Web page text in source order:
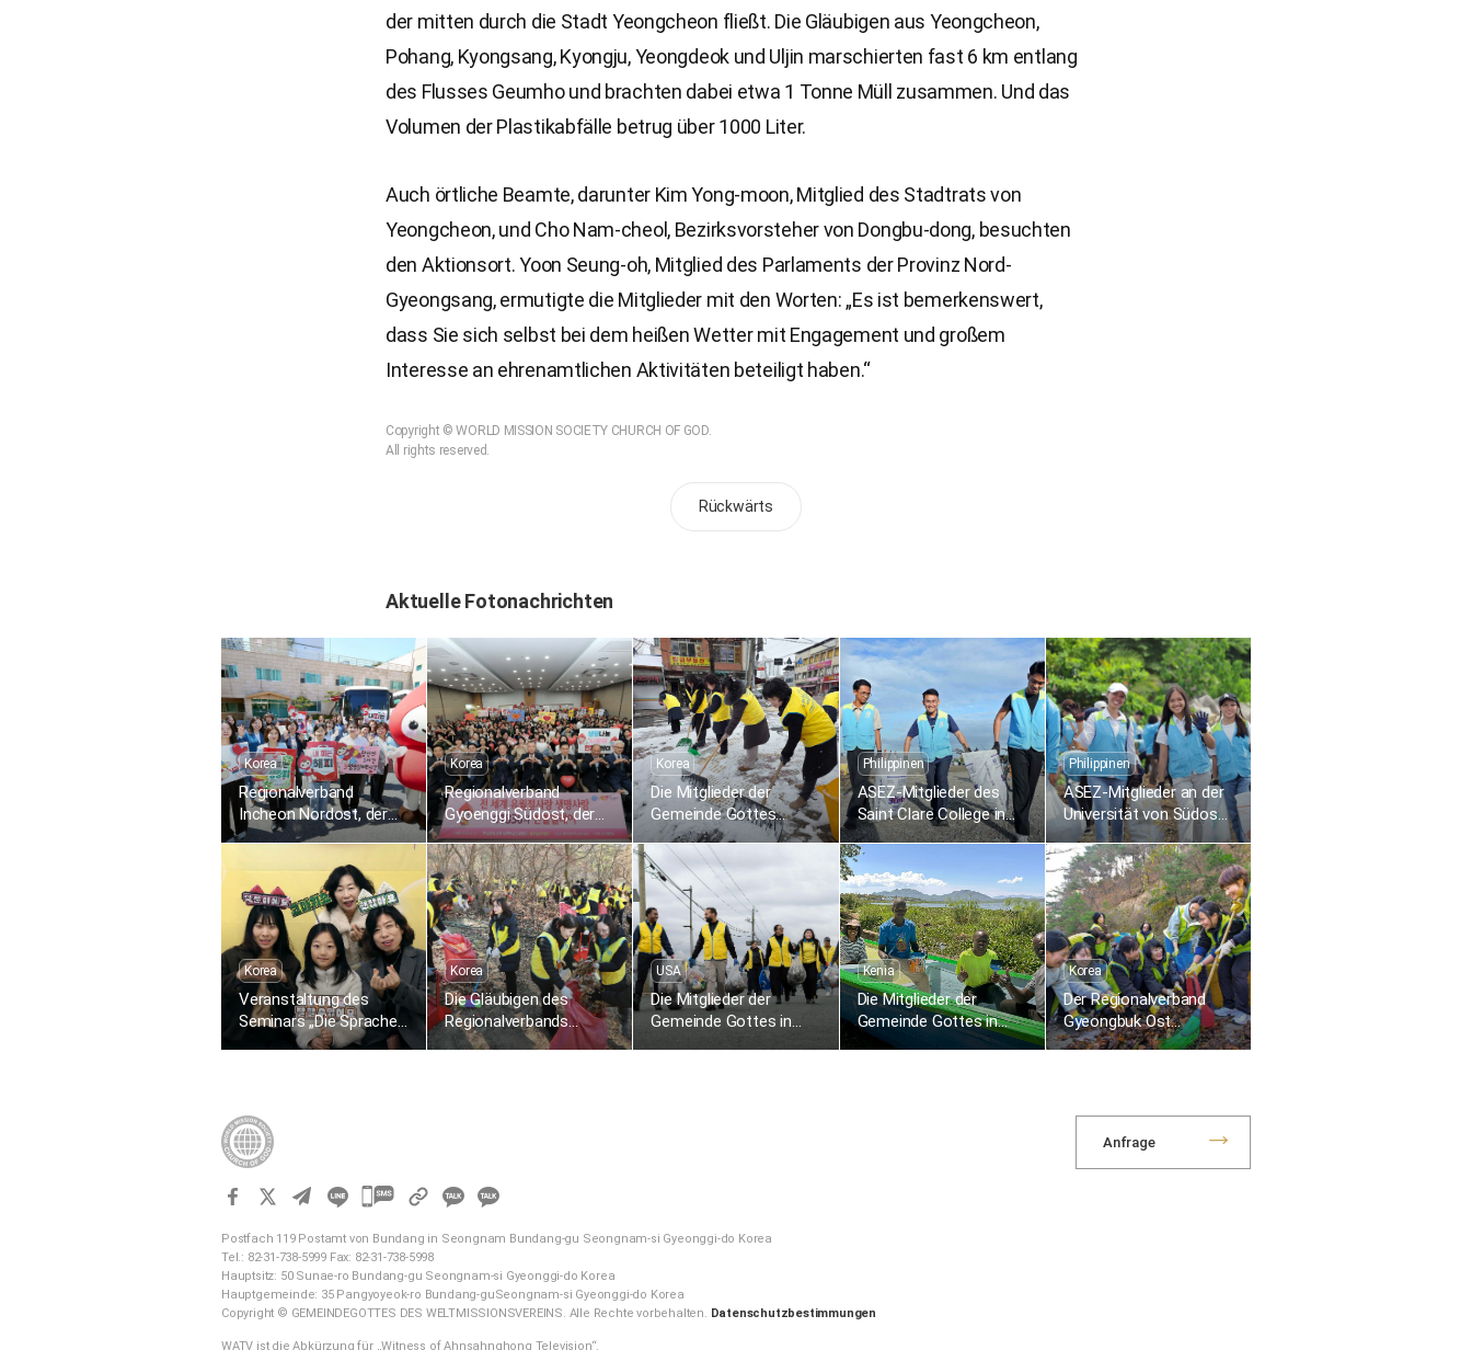
der mitten durch die Stadt Yeongcheon fließt. Die Gläubigen aus Yeongcheon,
Pohang, Kyongsang, Kyongju, Yeongdeok und Uljin marschierten fast 6 km entlang
des Flusses Geumho und brachten dabei etwa 1 Tonne Müll zusammen. Und das
Volumen der Plastikabfälle betrug über 1000 Liter.
Auch örtliche Beamte, darunter Kim Yong-moon, Mitglied des Stadtrats von
Yeongcheon, und Cho Nam-cheol, Bezirksvorsteher von Dongbu-dong, besuchten
den Aktionsort. Yoon Seung-oh, Mitglied des Parlaments der Provinz Nord-
Gyeongsang, ermutigte die Mitglieder mit den Worten: „Es ist bemerkenswert,
dass Sie sich selbst bei dem heißen Wetter mit Engagement und großem
Interesse an ehrenamtlichen Aktivitäten beteiligt haben.“
Copyright © WORLD MISSION SOCIETY CHURCH OF GOD.
All rights reserved.
Rückwärts
Aktuelle Fotonachrichten
Korea
Regionalverband
Incheon Nordost, der
1.895. weltweite
aus Passaliebe zum
Leben
Korea
Regionalverband
Gyoenggi Südost, der
1.836. weltweite
Blutspende-Staffellauf
aus Passaliebe zum
Leben
Korea
Die Mitglieder der
Gemeinde Gottes
räumen Schnee entlang
der Straße Gimcheon in
Namsan-dong
Philippinen
ASEZ-Mitglieder des
Saint Clare College in
Caloocan auf den
Philippinen sammeln
Plastikmüll am Strand
Philippinen
ASEZ-Mitglieder an der
Universität von Südost-
Philippinen säubern das
Küstengebiet von
Tabok
Korea
Veranstaltung des
Seminars „Die Sprache
der Liebe einer Mutter“
Korea
Die Gläubigen des
Regionalverbands
Gangnam Süd führen
USA
Die Mitglieder der
Gemeinde Gottes in
Kenia
Die Mitglieder der
Gemeinde Gottes in
Nairobi (Kenia)
Korea
Der Regionalverband
Gyeongbuk Ost
sammelt 8 Tonnen
카
오
공
유
카
오
톡
공
Postfach 119 Postamt von Bundang in Seongnam Bundang-gu Seongnam-si Gyeonggi-do Korea
Tel.: 82-31-738-5999 Fax: 82-31-738-5998
Hauptsitz: 50 Sunae-ro Bundang-gu Seongnam-si Gyeonggi-do Korea
Hauptgemeinde: 35 Pangyoyeok-ro Bundang-guSeongnam-si Gyeonggi-do Korea
Copyright © GEMEINDEGOTTES DES WELTMISSIONSVEREINS. Alle Rechte vorbehalten. Datenschutzbestimmungen
WATV ist die Abkürzung für „Witness of Ahnsahnghong Television“.
Anfrage